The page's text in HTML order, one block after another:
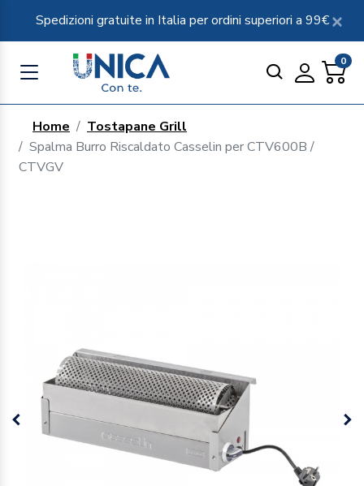
Spedizioni gratuite in Italia per ordini superiori a 99€
0
Home
Tostapane Grill
Spalma Burro Riscaldato Casselin per CTV600B /
CTVGV